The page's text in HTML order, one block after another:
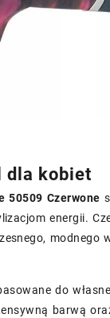
dla kobiet
50509 Czerwone
energii.
modnego
do
barwą